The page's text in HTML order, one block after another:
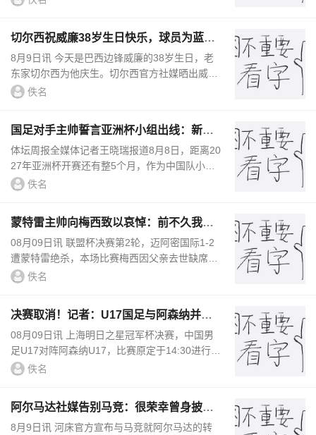
切尔西祝威廉38岁生日快乐，球员为蓝军
出战339场63球58助
8月9日讯 今天是巴西边锋威廉的38岁生日，老
东家切尔西为他庆生。切尔西官方社媒晒出威廉
的生日海报，配文：“生日快乐，威廉！”威廉20
佚名
国足对手主帅誓言亚洲杯小组出线：新生
代很有天赋
体坛周报全媒体记者王晓瑞报道8月8日，距离20
27年亚洲杯开赛还有整5个月，作为中国队小组
赛对手之一，吉尔吉斯斯坦队主教练普罗辛内斯
佚名
蒙特雷主帅向梅西致以哀悼：前不久我也
失去了父亲，我很理解
08月09日讯 联盟杯决赛第2轮，迈阿密国际1-2
遭蒙特雷绝杀，本场比赛梅西因父亲去世缺席。
赛后蒙特雷主帅阿尔梅达出席发布会，向梅西致
佚名
决赛取消！记者：U17国足与阿森纳并列
冠军，赵松源当选赛事最佳
08月09日讯 上海明日之星冠军杯决赛，中国男
足U17对阵阿森纳U17，比赛原定于14:30进行。
受台风影响，本场比赛现已确定取消，不延期进
佚名
阿尔马达社媒告别马竞：很荣幸曾身披马
竞球衣，我的心中唯有感激
8月9日讯 河床官方宣布与马竞就阿尔马达的转